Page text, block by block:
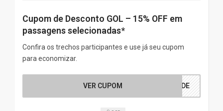
Cupom de Desconto GOL – 15% OFF em
passagens selecionadas*
Confira os trechos participantes e use já seu cupom
para economizar.
VER CUPOM DADE